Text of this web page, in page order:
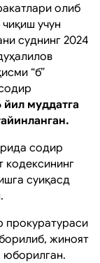
олиб
учун
суднинг 2024
“б”
йил муддатга
содир
кодексининг
суиқасд
прокуратураси
жиноят
юборилган.